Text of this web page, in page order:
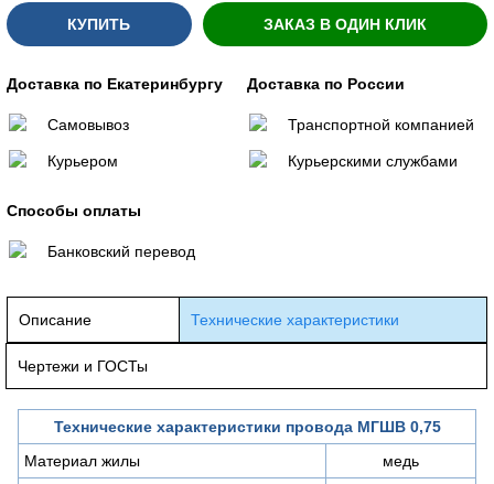
КУПИТЬ ЗАКАЗ В ОДИН КЛИК
Доставка по Екатеринбургу
Самовывоз
Курьером
Доставка по России
Транспортной компанией
Курьерскими службами
Способы оплаты
Банковский перевод
Описание Технические характеристики
Чертежи и ГОСТы
Технические характеристики провода МГШВ 0,75
Материал жилы
медь